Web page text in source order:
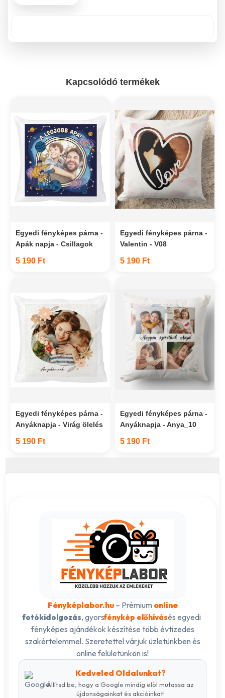
Kapcsolódó termékek
Egyedi fényképes párna -
Apák napja - Csillagok
5 190 Ft
Egyedi fényképes párna -
Valentin - V08
5 190 Ft
Egyedi fényképes párna -
Anyáknapja - Virág ölelés
5 190 Ft
Egyedi fényképes párna -
Anyáknapja - Anya_10
5 190 Ft
Fényképlabor.hu– Prémium online
fotókidolgozás, gyorsfénykép előhívásés egyedi
fényképes ajándékok készítése több évtizedes
szakértelemmel. Szeretettel várjuk üzletünkben és
online felületünkön is!
Kedveled Oldalunkat?
Állítsd be, hogy a Google mindig elöl mutassa az
újdonságainkat és akcióinkat!